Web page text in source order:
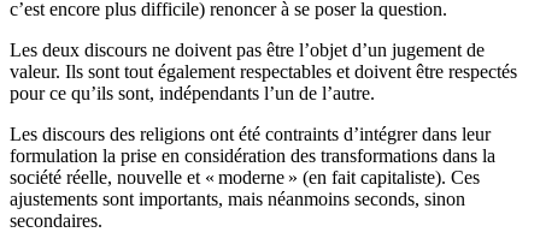
c’est encore plus difficile) renoncer à se poser la question.
Les deux discours ne doivent pas être l’objet d’un jugement de
valeur. Ils sont tout également respectables et doivent être respectés
pour ce qu’ils sont, indépendants l’un de l’autre.
Les discours des religions ont été contraints d’intégrer dans leur
formulation la prise en considération des transformations dans la
société réelle, nouvelle et « moderne » (en fait capitaliste). Ces
ajustements sont importants, mais néanmoins seconds, sinon
secondaires.